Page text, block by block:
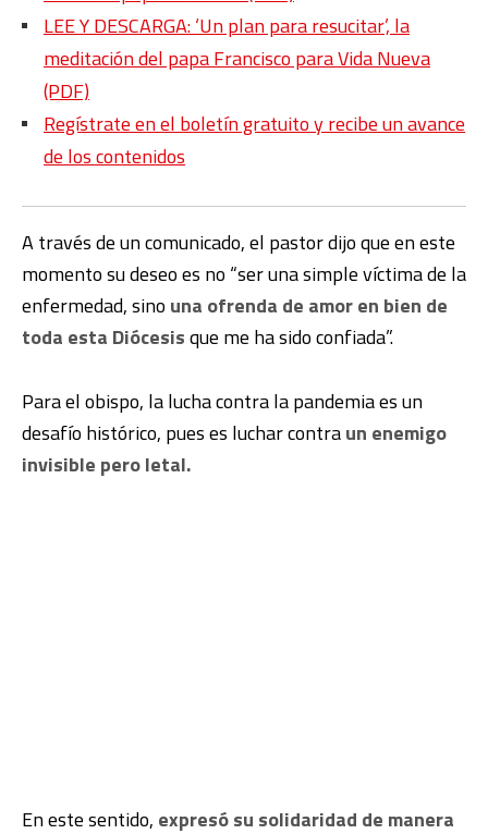
LEE Y DESCARGA: ‘Un plan para resucitar’, la
meditación del papa Francisco para Vida Nueva
(PDF)
Regístrate en el boletín gratuito y recibe un avance
de los contenidos
A través de un comunicado, el pastor dijo que en este
momento su deseo es no “ser una simple víctima de la
enfermedad, sino una ofrenda de amor en bien de
toda esta Diócesisque me ha sido confiada”.
Para el obispo, la lucha contra la pandemia es un
desafío histórico, pues es luchar contraun enemigo
invisible pero letal.
En este sentido, expresó su solidaridad de manera